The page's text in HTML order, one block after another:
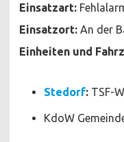
Einsatzart:
Einsatzort: An der
Einheiten und
Stedorf: TSF-
KdoW